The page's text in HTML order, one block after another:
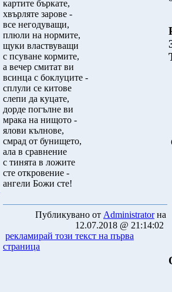
картите бъркате,
хвърляте зарове -
все негодуващи,
плюли на нормите,
щуки властвуващи
с псуване кормите,
а вечер смитат ви
всинца с боклуците -
сплули се китове
слепи да куцате,
дорде погълне ви
мрака на нищото -
ялови кълнове,
смрад от бунището,
ала в сравнение
с тинята в ложите
сте откровение -
ангели Божи сте!
Публикувано от Administratorна
12.07.2018 @ 21:14:02
рекламирай този текст на първа
страница